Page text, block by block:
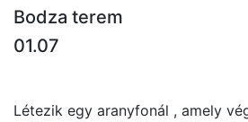
Bodza terem
01.07
Létezik egy aranyfonál , amely